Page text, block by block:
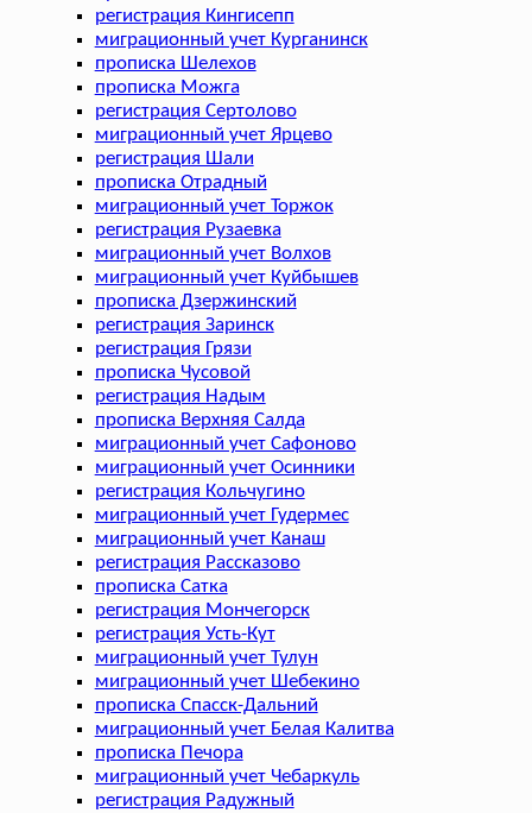
регистрация Кингисепп
миграционный учет Курганинск
прописка Шелехов
прописка Можга
регистрация Сертолово
миграционный учет Ярцево
регистрация Шали
прописка Отрадный
миграционный учет Торжок
регистрация Рузаевка
миграционный учет Волхов
миграционный учет Куйбышев
прописка Дзержинский
регистрация Заринск
регистрация Грязи
прописка Чусовой
регистрация Надым
прописка Верхняя Салда
миграционный учет Сафоново
миграционный учет Осинники
регистрация Кольчугино
миграционный учет Гудермес
миграционный учет Канаш
регистрация Рассказово
прописка Сатка
регистрация Мончегорск
регистрация Усть-Кут
миграционный учет Тулун
миграционный учет Шебекино
прописка Спасск-Дальний
миграционный учет Белая Калитва
прописка Печора
миграционный учет Чебаркуль
регистрация Радужный